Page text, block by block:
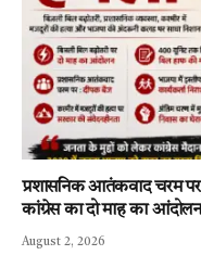
प्रशासनिक आतंकवाद चरम
कांग्रेस का दो माह का
August 2, 2026